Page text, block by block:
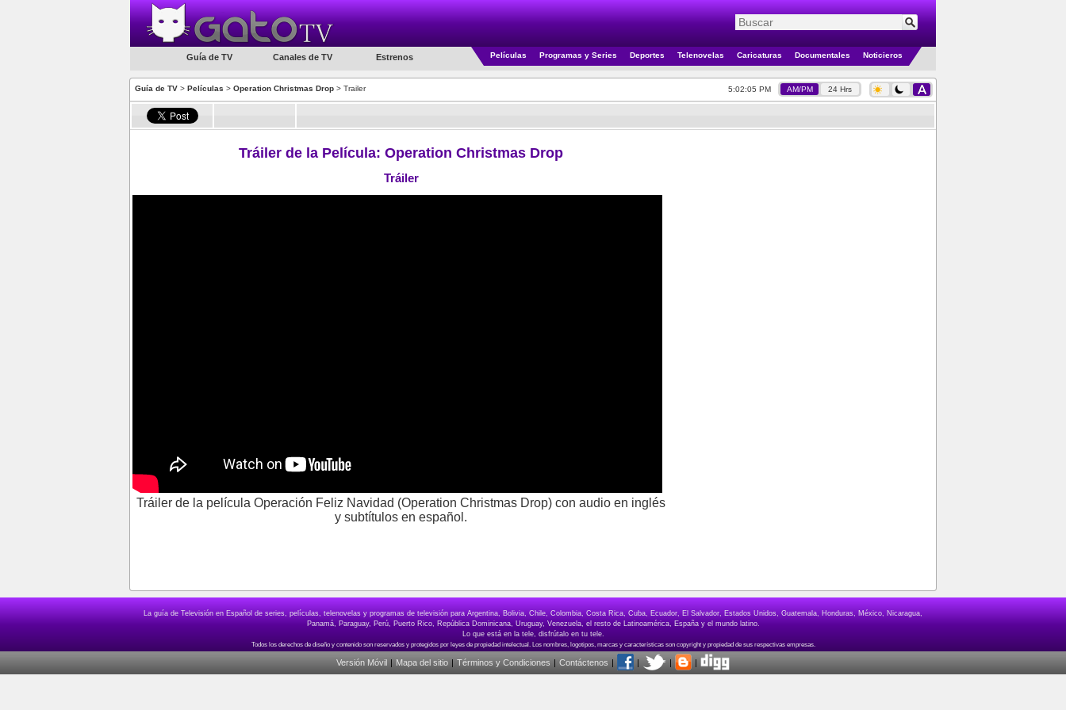
Guía de TV Canales de TV Estrenos Películas Programas y Series Deportes Telenovelas Caricaturas Documentales Noticieros
Guía de TV > Películas > Operation Christmas Drop > Trailer 5:02:05 PM AM/PM 24 Hrs
Tráiler de la Película: Operation Christmas Drop
Tráiler
Tráiler de la película Operación Feliz Navidad (Operation Christmas Drop) con audio en inglés
y subtítulos en español.
La guía de Televisión en Español de series, películas, telenovelas y programas de televisión para Argentina, Bolivia, Chile, Colombia, Costa Rica, Cuba, Ecuador, El Salvador, Estados Unidos, Guatemala, Honduras, México, Nicaragua,
Panamá, Paraguay, Perú, Puerto Rico, República Dominicana, Uruguay, Venezuela, el resto de Latinoamérica, España y el mundo latino.
Lo que está en la tele, disfrútalo en tu tele.
Versión Móvil | Mapa del sitio | Términos y Condiciones | Contáctenos | | | |